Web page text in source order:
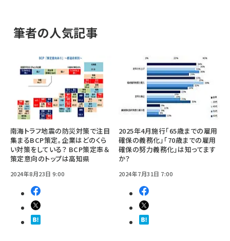
筆者の人気記事
南海トラフ地震の防災対策で注目
集まるBCP策定。企業はどのくら
い対策をしている？ BCP策定率＆
策定意向のトップは高知県
2024年8月23日 9:00
2025年4月施行「65歳までの雇用
確保の義務化」「70歳までの雇用
確保の努力義務化」は知ってます
か？
2024年7月31日 7:00